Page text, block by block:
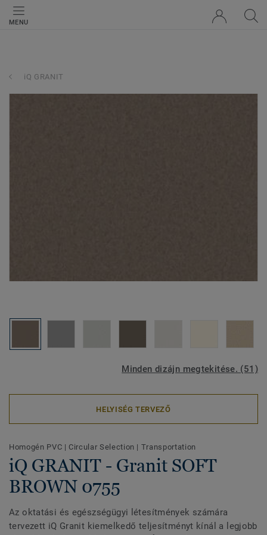
MENU
iQ GRANIT
Minden dizájn megtekitése. (51)
HELYISÉG TERVEZŐ
Homogén PVC | Circular Selection | Transportation
iQ GRANIT - Granit SOFT
BROWN 0755
Az oktatási és egészségügyi létesítmények számára
tervezett iQ Granit kiemelkedő teljesítményt kínál a legjobb